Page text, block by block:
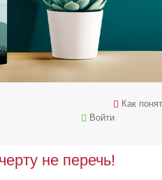
Как
Войти
не перечь!